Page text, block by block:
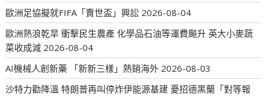
歐洲足協擬就FIFA「賣世盃」興訟 2026-08-04
歐洲熱浪乾旱 衝擊民生農產 化學品石油等運費飈升 英大小麥蔬
菜收成減 2026-08-04
AI機械人創新藥 「新新三樣」熱銷海外 2026-08-03
沙特力勸降溫 特朗普再叫停炸伊能源基建 憂招德黑蘭「對等報